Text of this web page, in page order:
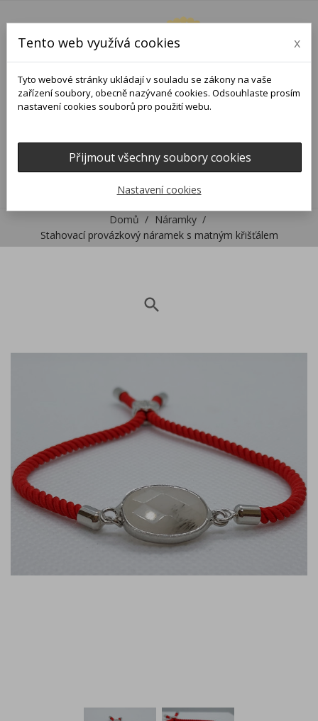
Domů
Náramky
Stahovací provázkový náramek s matným křišťálem
search
Tento web využívá cookies x
Tyto webové stránky ukládají v souladu se zákony na vaše
zařízení soubory, obecně nazývané cookies. Odsouhlaste prosím
nastavení cookies souborů pro použití webu.
Přijmout všechny soubory cookies
Nastavení cookies